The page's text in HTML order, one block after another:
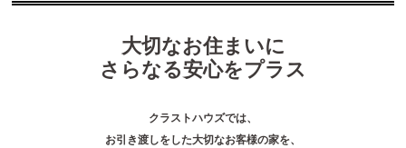
大切なお住まいに
さらなる安心をプラス
クラストハウズでは、
お引き渡しをした大切なお客様の家を、